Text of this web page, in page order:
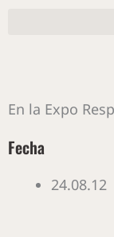
En la Expo
Fecha
24.08.12